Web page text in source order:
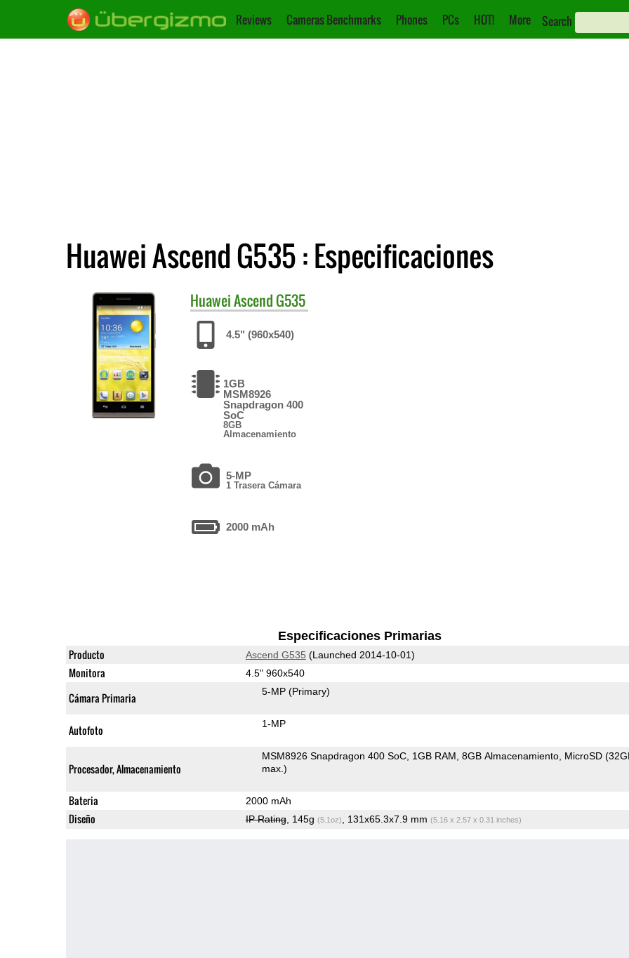
Reviews Cameras Benchmarks Phones PCs HOT! More Search
Huawei Ascend G535 : Especificaciones
HuaweiAscend G535
4.5" (960x540)
1GB
MSM8926
Snapdragon 400
SoC
8GB
Almacenamiento
5-MP
1 Trasera Cámara
2000 mAh
Especificaciones Primarias
Producto Ascend G535 (Launched 2014-10-01)
Monitora 4.5" 960x540
Cámara Primaria 5-MP (Primary)
Autofoto 1-MP
Procesador, Almacenamiento
MSM8926 Snapdragon 400 SoC 1GB RAM 8GB Almacenamiento MicroSD
max.)
Bateria 2000 mAh
Diseño IP Rating, 145g (5.1oz) , 131x65.3x7.9 mm (5.16 x 2.57 x 0.31 inches)